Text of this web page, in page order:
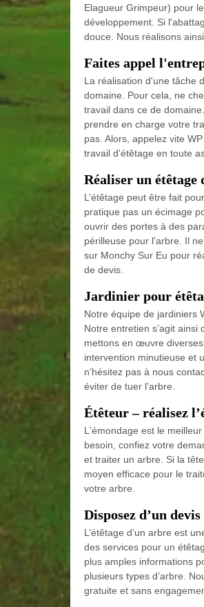
Elagueur Grimpeur) pour
développement. Si
douce. Nous réalisons
Faites appel
La réalisation d'une tâche
domaine. Pour cela, ne
travail dans ce de
prendre en charge votre
pas. Alors, appelez vite
travail d'étêtage en toute
Réaliser un
L’étêtage peut être fait
pratique pas un écimage
ouvrir des portes à des
périlleuse pour l'arbre. Il
sur Monchy Sur Eu pour
de devis.
Jardinier pour
Notre équipe de jardiniers
Notre entretien s’agit ainsi
mettons en œuvre diverses
intervention minutieuse et
n’hésitez pas à nous
éviter de tuer l’arbre.
Étêteur – réalisez
L'émondage est le
besoin, confiez votre
et traiter un arbre. Si la
moyen efficace pour le
votre arbre.
Disposez d’un
L’étêtage d’un arbre est
des services pour un
plus amples informations
plusieurs types d’arbre.
gratuite et sans